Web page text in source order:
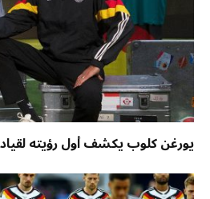
يورغن كلوب يكشف أول رؤيته